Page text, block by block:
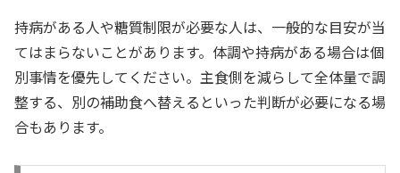
持病がある人や糖質制限が必要な人は、一般的な目安が当
てはまらないことがあります。体調や持病がある場合は個
別事情を優先してください。主食側を減らして全体量で調
整する、別の補助食へ替えるといった判断が必要になる場
合もあります。